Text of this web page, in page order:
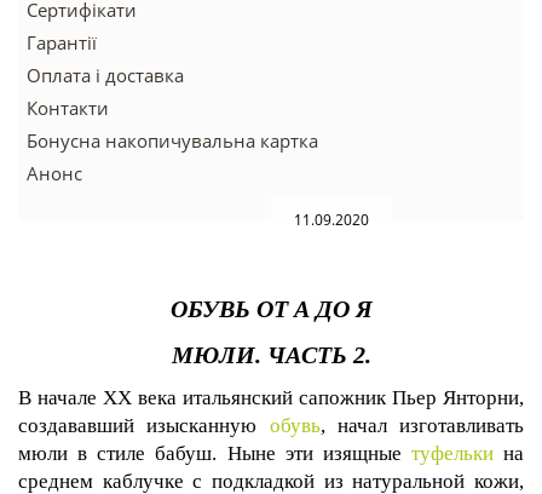
Сертифікати
Гарантії
Оплата і доставка
Контакти
Бонусна накопичувальна картка
Анонс
11.09.2020
ОБУВЬ ОТ А ДО Я
МЮЛИ. ЧАСТЬ 2.
В начале XX века итальянский сапожник Пьер Янторни,
создававший изысканную обувь, начал изготавливать
мюли в стиле бабуш. Ныне эти изящные туфелькина
среднем каблучке с подкладкой из натуральной кожи,